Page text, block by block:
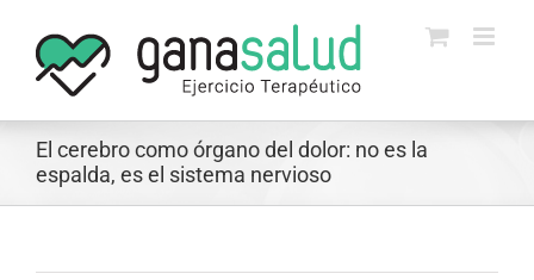
content
El cerebro como órgano del dolor: no es la
espalda, es el sistema nervioso